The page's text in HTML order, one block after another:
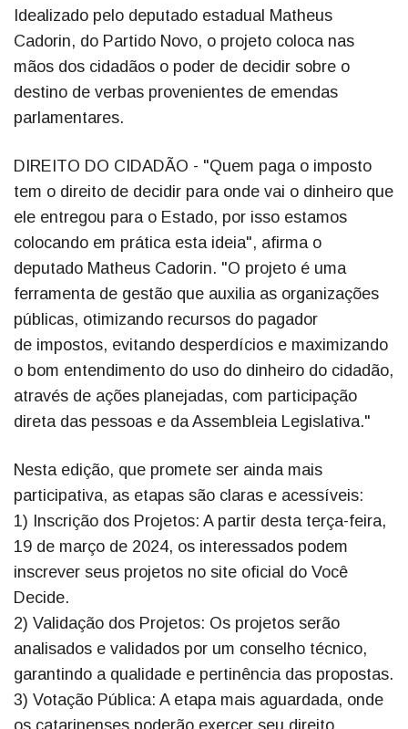
Idealizado pelo deputado estadual Matheus
Cadorin, do Partido Novo, o projeto coloca nas
mãos dos cidadãos o poder de decidir sobre o
destino de verbas provenientes de emendas
parlamentares.
DIREITO DO CIDADÃO - "Quem paga o imposto
tem o direito de decidir para onde vai o dinheiro que
ele entregou para o Estado, por isso estamos
colocando em prática esta ideia", afirma o
deputado Matheus Cadorin. "O projeto é uma
ferramenta de gestão que auxilia as organizações
públicas, otimizando recursos do pagador
de impostos, evitando desperdícios e maximizando
o bom entendimento do uso do dinheiro do cidadão,
através de ações planejadas, com participação
direta das pessoas e da Assembleia Legislativa."
Nesta edição, que promete ser ainda mais
participativa, as etapas são claras e acessíveis:
1) Inscrição dos Projetos: A partir desta terça-feira,
19 de março de 2024, os interessados podem
inscrever seus projetos no site oficial do Você
Decide.
2) Validação dos Projetos: Os projetos serão
analisados e validados por um conselho técnico,
garantindo a qualidade e pertinência das propostas.
3) Votação Pública: A etapa mais aguardada, onde
os catarinenses poderão exercer seu direito